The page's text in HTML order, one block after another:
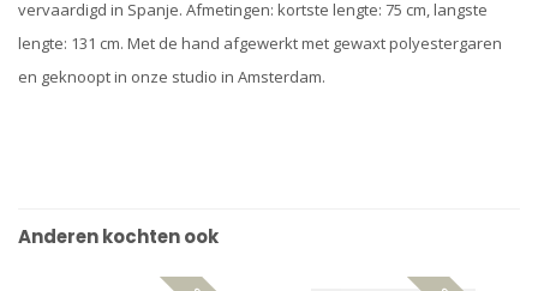
vervaardigd in Spanje. Afmetingen: kortste lengte: 75 cm, langste
lengte: 131 cm. Met de hand afgewerkt met gewaxt polyestergaren
en geknoopt in onze studio in Amsterdam.
Anderen kochten ook